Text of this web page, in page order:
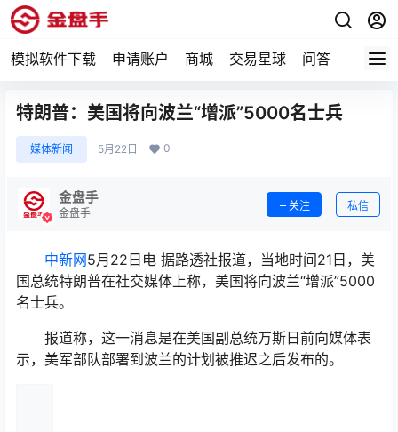
模拟软件下载 申请账户 商城 交易星球 问答 专题
特朗普：美国将向波兰“增派”5000名士兵
媒体新闻 5月22日 0
金盘手
金盘手
关注 私信
中新网5月22日电 据路透社报道，当地时间21日，美
国总统特朗普在社交媒体上称，美国将向波兰“增派”5000
名士兵。
报道称，这一消息是在美国副总统万斯日前向媒体表
示，美军部队部署到波兰的计划被推迟之后发布的。